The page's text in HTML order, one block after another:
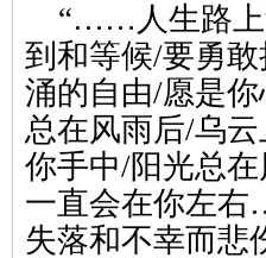
“……人生路上
到和等候/要勇
涌的自由/愿是
总在风雨后/乌
你手中/阳光总
一直会在你左
失落和不幸而悲